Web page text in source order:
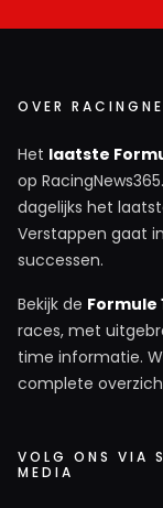
OVER
Het laatste
op
dagelijks het
Verstappen gaat
successen.
Bekijk de Formule
races, met
time informatie.
complete
VOLG ONS VIA
MEDIA